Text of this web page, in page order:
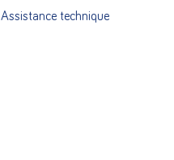
Assistance technique